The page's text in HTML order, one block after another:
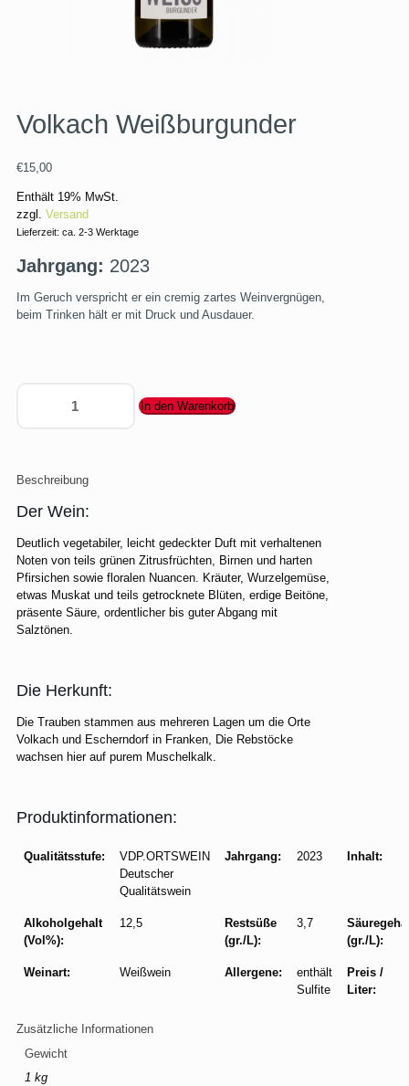
Volkach Weißburgunder
€15,00
Enthält 19% MwSt.
zzgl. Versand
Lieferzeit: ca. 2-3 Werktage
Jahrgang: 2023
Im Geruch verspricht er ein cremig zartes Weinvergnügen,
beim Trinken hält er mit Druck und Ausdauer.
In den Warenkorb
Beschreibung
Der Wein:
Deutlich vegetabiler, leicht gedeckter Duft mit verhaltenen
Noten von teils grünen Zitrusfrüchten, Birnen und harten
Pfirsichen sowie floralen Nuancen. Kräuter, Wurzelgemüse,
etwas Muskat und teils getrocknete Blüten, erdige Beitöne,
präsente Säure, ordentlicher bis guter Abgang mit
Salztönen.
Die Herkunft:
Die Trauben stammen aus mehreren Lagen um die Orte
Volkach und Escherndorf in Franken, Die Rebstöcke
wachsen hier auf purem Muschelkalk.
Produktinformationen:
Qualitätsstufe:
VDP.ORTSWEIN
Deutscher
Qualitätswein
Jahrgang: 2023 Inhalt:
Alkoholgehalt
(Vol%):
12,5
Restsüße
(gr./L):
3,7
(gr./L):
Weinart: Weißwein Allergene:
enthält
Sulfite
Preis /
Liter:
Zusätzliche Informationen
Gewicht
1 kg